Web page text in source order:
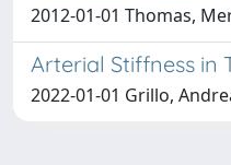
2012-01-01 Thomas,
Arterial Stiffness in
2022-01-01 Grillo,